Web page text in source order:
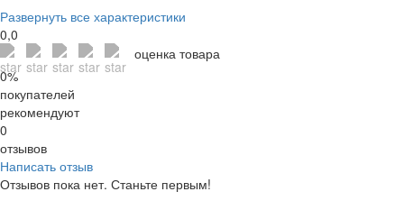
Развернуть все характеристики
0,0
оценка товара
0%
покупателей
рекомендуют
0
отзывов
Написать отзыв
Отзывов пока нет. Станьте первым!